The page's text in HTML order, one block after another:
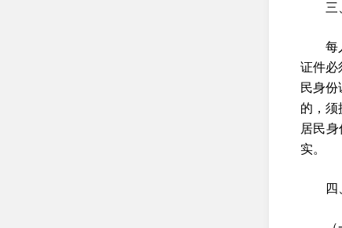
三
每
证件必
民身
的，
居民
实。